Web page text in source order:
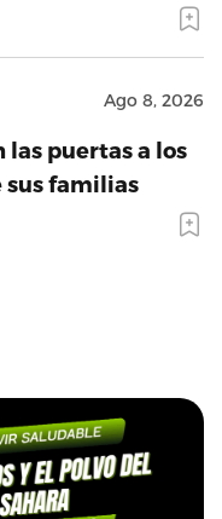
Ago 8, 2026
las puertas a los
sus familias